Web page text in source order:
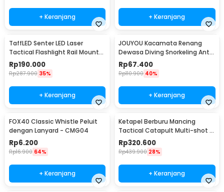
+ Keranjang + Keranjang
TaffLED Senter LED Laser
Tactical Flashlight Rail Mount
200 Lumens - JGSD
Rp190.000
Rp287.900 35%
+ Keranjang
JOUYOU Kacamata Renang
Dewasa Diving Snorkeling Anti
Fog UV Protection - E0735
Rp67.400
Rp110.900 40%
+ Keranjang
FOX40 Classic Whistle Peluit
dengan Lanyard - CMG04
Rp6.200
Rp16.900 64%
+ Keranjang
Ketapel Berburu Mancing
Tactical Catapult Multi-shot -
KMSS
Rp320.600
Rp439.900 28%
+ Keranjang